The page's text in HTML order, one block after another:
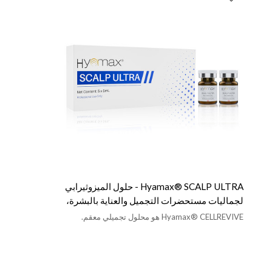
Hyamax® SCALP ULTRA - حلول الميزوثيرابي
لجماليات مستحضرات التجميل والعناية بالبشرة،
دعم البيع بالجملة والمخصص
Hyamax® CELLREVIVE هو محلول تجميلي معقم.